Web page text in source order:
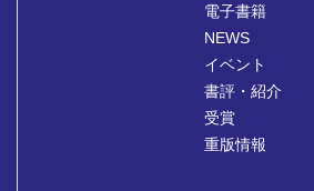
電子書籍
NEWS
イベント
書評・紹介
受賞
重版情報